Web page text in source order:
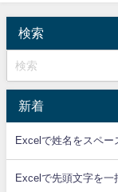
よりもパソコン側の一時...
検索
新着
Excelで姓名をスペ
Excelで先頭文字を一